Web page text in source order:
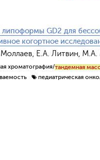
GD2 для
когортное
Е.А. Литвин, М.А.
хроматография/тандемная
педиатрическая